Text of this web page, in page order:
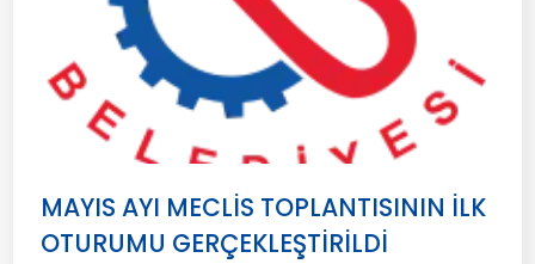
MAYIS AYI MECLİS TOPLANTISININ İLK
OTURUMU GERÇEKLEŞTİRİLDİ